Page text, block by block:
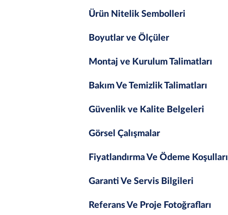
Ürün Nitelik Sembolleri
Boyutlar ve Ölçüler
Montaj ve Kurulum Talimatları
Bakım Ve Temizlik Talimatları
Güvenlik ve Kalite Belgeleri
Görsel Çalışmalar
Fiyatlandırma Ve Ödeme Koşulları
Garanti Ve Servis Bilgileri
Referans Ve Proje Fotoğrafları